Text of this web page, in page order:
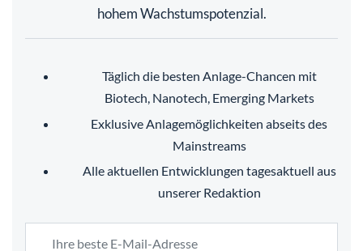
hohem Wachstumspotenzial.
Täglich die besten Anlage-Chancen mit
Biotech, Nanotech, Emerging Markets
Exklusive Anlagemöglichkeiten abseits des
Mainstreams
Alle aktuellen Entwicklungen tagesaktuell aus
unserer Redaktion